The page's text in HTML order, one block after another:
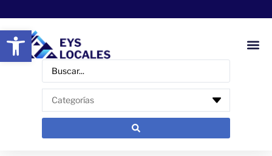
Abrir barra de herramientas